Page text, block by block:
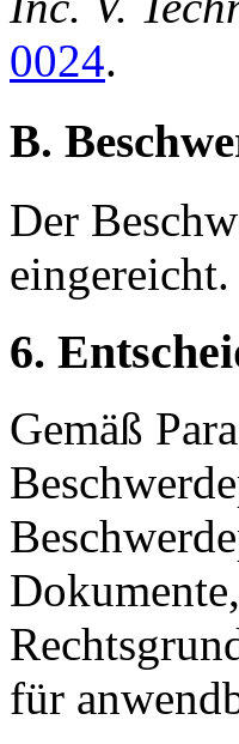
0024.
B.
Der
eingereicht.
6.
Gemäß
für